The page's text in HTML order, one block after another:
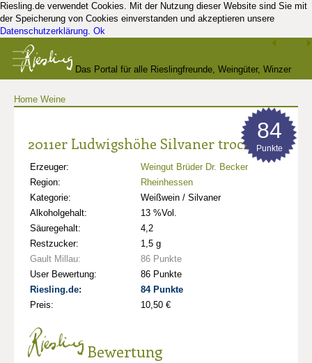
Riesling.de verwendet Cookies. Mit der Nutzung dieser Website sind Sie mit
der Speicherung von Cookies einverstanden und akzeptieren unsere
Datenschutzerklärung. Ok
Das Portal für alle Rieslingfreunde, Weingüter, Winzer
Home Weine
2011er Ludwigshöhe Silvaner trocken
Erzeuger:
Weingut Brüder Dr. Becker
Region:
Rheinhessen
Kategorie:
Weißwein / Silvaner
Alkoholgehalt:
13 %Vol.
Säuregehalt:
4,2
Restzucker:
1,5 g
Gault Millau:
86 Punkte
User Bewertung:
86 Punkte
Riesling.de:
84 Punkte
Preis:
10,50 €
84
Punkte
Bewertung